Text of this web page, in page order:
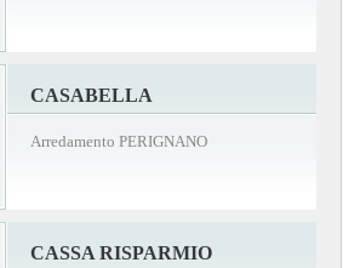
CASABELLA
Arredamento PERIGNANO
CASSA RISPARMIO